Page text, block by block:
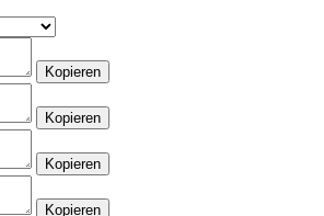
Kopieren
Kopieren
Kopieren
Kopieren